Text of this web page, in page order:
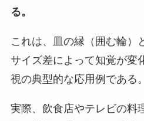
る。
これは、皿の縁（囲む輪）
サイズ差によって知覚が変
視の典型的な応用例である。
実際、飲食店やテレビの料